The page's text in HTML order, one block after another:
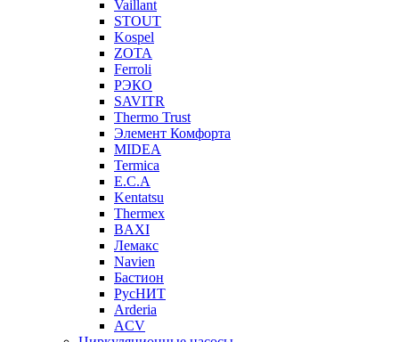
Vaillant
STOUT
Kospel
ZOTA
Ferroli
РЭКО
SAVITR
Thermo Trust
Элемент Комфорта
MIDEA
Termica
E.C.A
Kentatsu
Thermex
BAXI
Лемакс
Navien
Бастион
РусНИТ
Arderia
ACV